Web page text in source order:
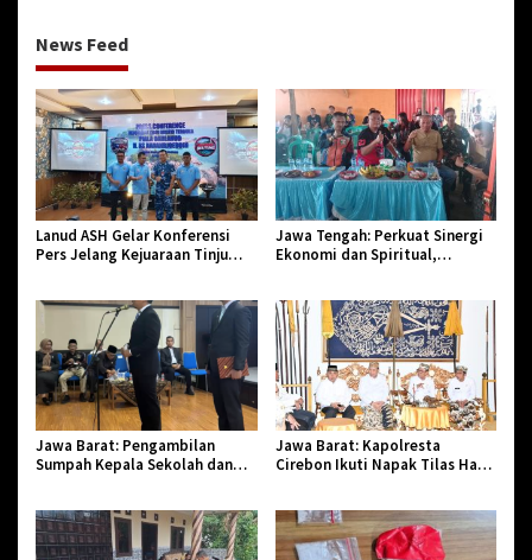
News Feed
Lanud ASH Gelar Konferensi
Pers Jelang Kejuaraan Tinju
Jawa Tengah: Perkuat Sinergi
Ekonomi dan Spiritual,
Jawa Barat: Pengambilan
Sumpah Kepala Sekolah dan
Pendidikan dan Birokrasi
Jawa Barat: Kapolresta
Cirebon Ikuti Napak Tilas Hari